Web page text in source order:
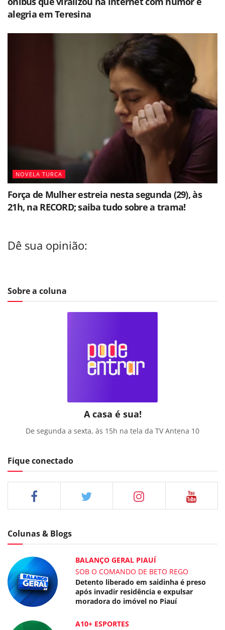
alegria em Teresina
NOVELA TURCA
Força de Mulher estreia nesta segunda (29), às
21h, na RECORD; saiba tudo sobre a trama!
Dê sua opinião:
Sobre a coluna
A casa é sua!
De segunda a sexta, às 15h na tela da TV Antena 10
Fique conectado
Colunas & Blogs
BALANÇO GERAL PIAUÍ
SOB O COMANDO DE BETO REGO
Detento liberado em saidinha é preso
após invadir residência e expulsar
moradora do imóvel no Piauí
A10+ ESPORTES